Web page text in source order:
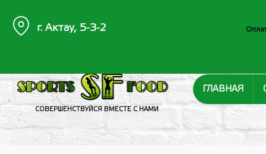
СОВЕРШЕНСТВУЙСЯ ВМЕСТЕ С НАМИ
ГЛАВНАЯ
г. Актау, 5-3-2